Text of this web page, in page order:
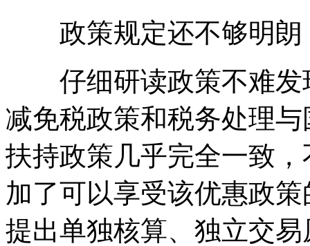
政策规定还不够明朗
仔细研读政策不难发
减免税政策和税务处理
扶持政策几乎完全一致
加了可以享受该优惠政
提出单独核算、独立交